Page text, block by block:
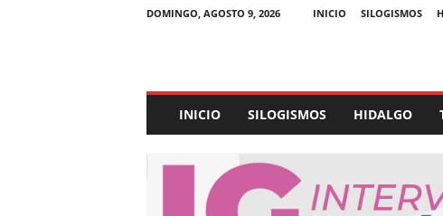
DOMINGO, AGOSTO 9, 2026 INICIO SILOGISMOS
p
e
INICIO SILOGISMOS HIDALGO